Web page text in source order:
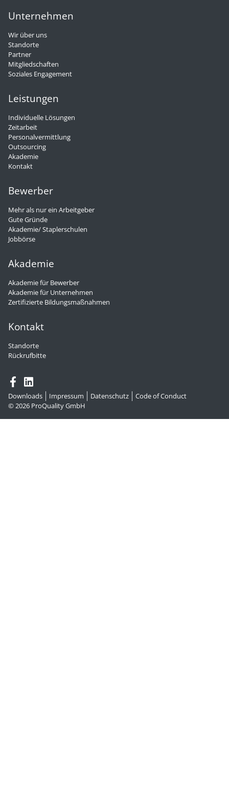
Unternehmen
Wir über uns
Standorte
Partner
Mitgliedschaften
Soziales Engagement
Leistungen
Individuelle Lösungen
Zeitarbeit
Personalvermittlung
Outsourcing
Akademie
Kontakt
Bewerber
Mehr als nur ein Arbeitgeber
Gute Gründe
Akademie/ Staplerschulen
Jobbörse
Akademie
Akademie für Bewerber
Akademie für Unternehmen
Zertifizierte Bildungsmaßnahmen
Kontakt
Standorte
Rückrufbitte
Downloads Impressum Datenschutz
Code of Conduct
© 2026 ProQuality GmbH